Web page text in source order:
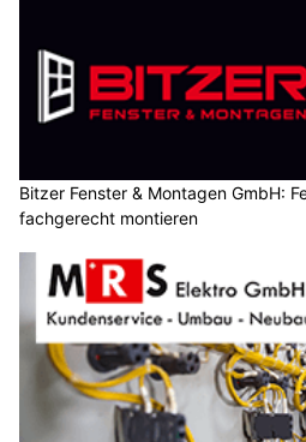
Bitzer Fenster & Montagen GmbH:
fachgerecht montieren